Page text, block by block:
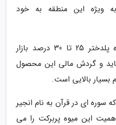
ویژه این منطقه به خود
وی توضیح داد: انجیر سیاه پلدختر 25 تا 30 درصد بازار
و گردش مالی این محصول
سوره ای در قرآن به نام انجیر
این میوه پربرکت را می